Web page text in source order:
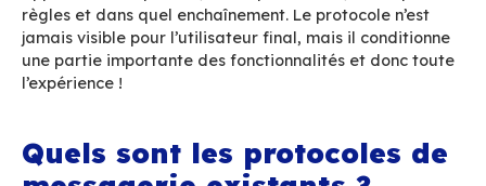
Cette interface communique avec un serveur (
ou 365dans l’univers Microsoft) et les deux
communiquent ensemble via une famille de
et formats. Chez Microsoft cette famille de
Programming Interface».